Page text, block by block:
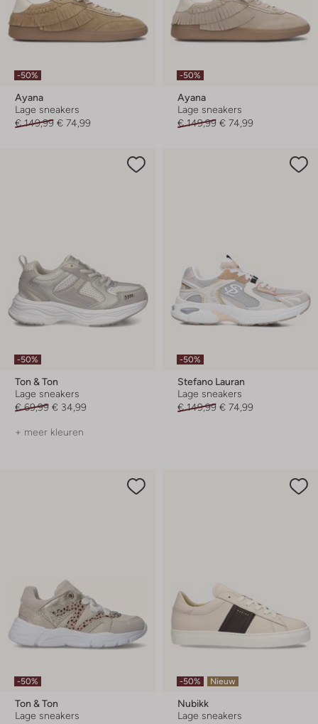
-50%
Ayana
Lage sneakers
€ 149,99 € 74,99
-50%
Ayana
Lage sneakers
€ 149,99 € 74,99
-50%
Ton & Ton
Lage sneakers
€ 69,99 € 34,99
+ meer kleuren
-50%
Stefano Lauran
Lage sneakers
€ 149,99 € 74,99
-50%
Ton & Ton
Lage sneakers
-50% Nieuw
Nubikk
Lage sneakers